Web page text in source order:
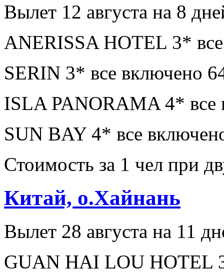
Вылет 12 августа на 8
ANERISSA HOTEL 3*
SERIN 3* все включено
ISLA PANORAMA 4* все
SUN BAY 4* все
Стоимость за 1 чел при
Китай, о.Хайнань
Вылет 28 августа на 11
GUAN HAI LOU HOTEL